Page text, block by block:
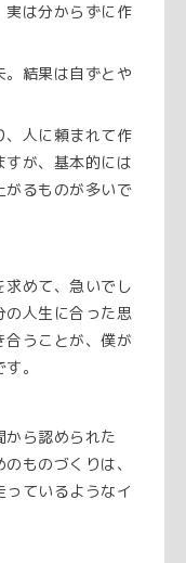
実は分からずに作
結果は自ずとや
、人に頼まれて作
が、基本的には
がるものが多いで
めて、急いでし
の人生に合った思
うことが、僕が
。
ら認められた
ものづくりは、
ているようなイ